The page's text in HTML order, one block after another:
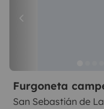
Furgoneta
San Sebastián de La